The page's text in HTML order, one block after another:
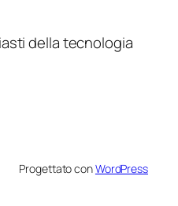
della tecnologia
Progettato conWordPress